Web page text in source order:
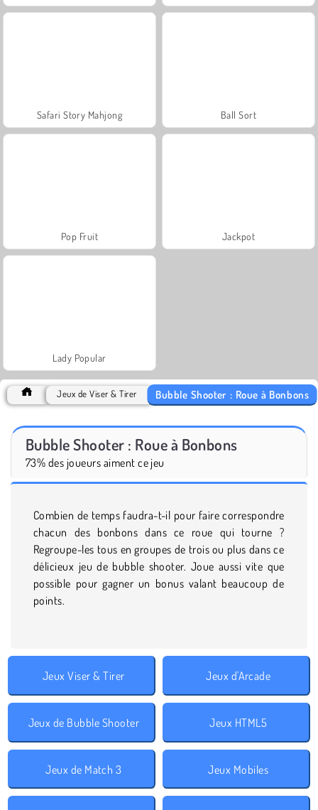
Safari Story Mahjong Ball Sort
Pop Fruit Jackpot
Lady Popular
Jeux de Viser & Tirer Bubble Shooter : Roue à Bonbons
Bubble Shooter : Roue à Bonbons
73% des joueurs aiment ce jeu
Combien de temps faudra-t-il pour faire correspondre
chacun des bonbons dans ce roue qui tourne ?
Regroupe-les tous en groupes de trois ou plus dans ce
délicieux jeu de bubble shooter. Joue aussi vite que
possible pour gagner un bonus valant beaucoup de
points.
Jeux Viser & Tirer Jeux d'Arcade
Jeux de Bubble Shooter Jeux HTML5
Jeux de Match 3 Jeux Mobiles